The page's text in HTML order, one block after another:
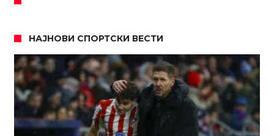
НАЈНОВИ СПОРТСКИ ВЕСТИ